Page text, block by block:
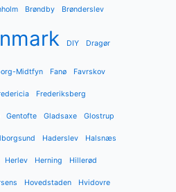
Brøndby Brønderslev
DIY Dragør
Midtfyn Fanø Favrskov
Frederiksberg
Gentofte Gladsaxe Glostrup
Haderslev Halsnæs
Herlev Herning Hillerød
Hovedstaden Hvidovre